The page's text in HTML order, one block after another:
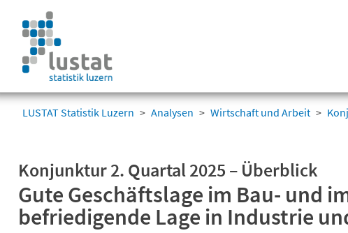
LUSTAT Statistik Luzern Analysen Wirtschaft und Arbeit
Konjunktur 2. Quartal 2025 – Überblick
Gute Geschäftslage im Bau- und
befriedigende Lage in Industrie